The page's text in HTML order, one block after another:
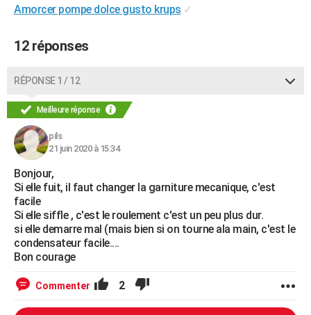
Amorcer pompe dolce gusto krups ✓
12 réponses
RÉPONSE 1 / 12
Meilleure réponse
pils
21 juin 2020 à 15:34
Bonjour,
Si elle fuit, il faut changer la garniture mecanique, c'est
facile
Si elle siffle , c'est le roulement c'est un peu plus dur.
si elle demarre mal (mais bien si on tourne ala main, c'est le
condensateur facile....
Bon courage
Commenter 2